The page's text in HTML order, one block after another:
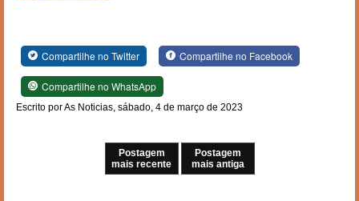
Compartilhe no Twitter Compartilhe no Facebook
Compartilhe no WhatsApp
Escrito por As Noticias, sábado, 4 de março de 2023
Postagem
mais recente
Postagem
mais antiga